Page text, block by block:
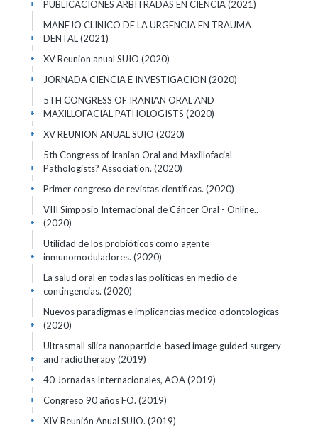
PUBLICACIONES ARBITRADAS EN CIENCIA(2021)
+
MANEJO CLINICO DE LA URGENCIA EN TRAUMA
DENTAL(2021)
+
XV Reunion anual SUIO (2020)
+
JORNADA CIENCIA E INVESTIGACION (2020)
+
5TH CONGRESS OF IRANIAN ORAL AND
MAXILLOFACIAL PATHOLOGISTS (2020)
+
XV REUNION ANUAL SUIO (2020)
+
5th Congress of Iranian Oral and Maxillofacial
Pathologists? Association. (2020)
+
Primer congreso de revistas científicas. (2020)
+
VIII Simposio Internacional de Cáncer Oral - Online..
(2020)
+
Utilidad de los probióticos como agente
inmunomoduladores. (2020)
+
La salud oral en todas las políticas en medio de
contingencias. (2020)
+
Nuevos paradigmas e implicancias medico odontologicas
(2020)
+
Ultrasmall silica nanoparticle-based image guided surgery
and radiotherapy(2019)
+
40 Jornadas Internacionales, AOA(2019)
+
Congreso 90 años FO. (2019)
+
XIV Reunión Anual SUIO. (2019)
+